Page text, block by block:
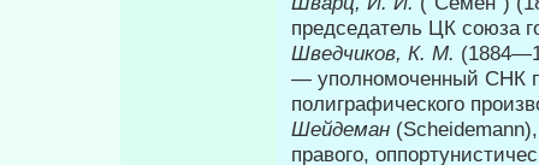
председатель ЦК союза
Шведчиков, К. М.
— уполномоченный СНК
полиграфического
Шейдеман
правого,